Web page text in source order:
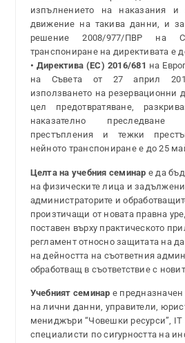
изпълнението на наказания и
движение на такива данни, и
решение 2008/977/ПВР на
транспониране на директивата е
• Директива (ЕС) 2016/681 на
на Съвета от 27 април
използването на резервационни
цел предотвратяване,
наказателно преследване
престъпления и тежки
нейното транспониране е до 25
Целта на учебния семинар е да
на физическите лица и
администраторите и
произтичащи от новата правна
поставен върху практическото
регламент относно защитата на
на дейността на съответния
обработващ в съответствие с
Учебният семинар е
на лични данни, управители,
мениджъри “Човешки ресурси”, IT
специалисти по сигурността на